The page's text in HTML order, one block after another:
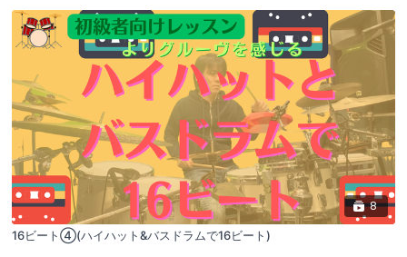
8
16ビート④(ハイハット&バスドラムで16ビート)